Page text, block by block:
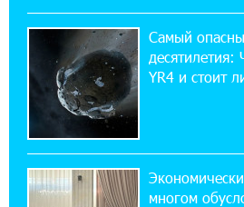
Пашинян ты упустил
12:04:53 28-07-2026
Обновленный Центр
Ucom открылся по
22:28:49 27-07-2026
Никогда Нагорный
Самый
десятилетия:
YR4 и стоит
многом